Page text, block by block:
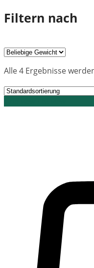
Filtern nach
Alle 4 Ergebnisse